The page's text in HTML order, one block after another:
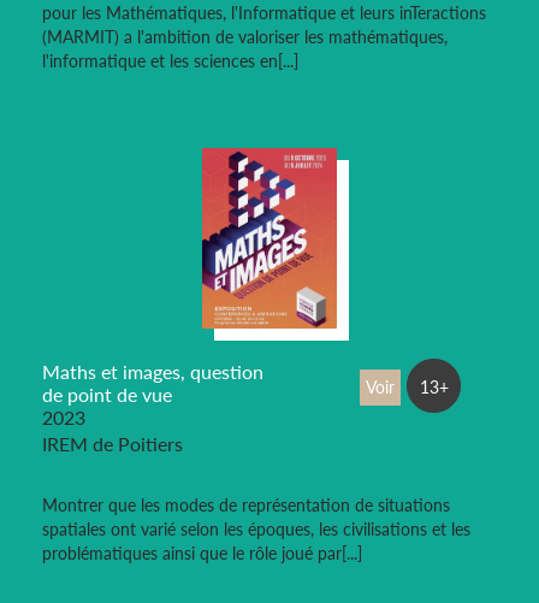
pour les Mathématiques, l'Informatique et leurs inTeractions
(MARMIT) a l'ambition de valoriser les mathématiques,
l'informatique et les sciences en[...]
Maths et images, question
de point de vue
2023
IREM de Poitiers
Montrer que les modes de représentation de situations
spatiales ont varié selon les époques, les civilisations et les
problématiques ainsi que le rôle joué par[...]
Voir 13+